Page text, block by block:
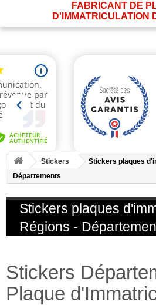
FABRICANT DE
D'IMMATRICULATION
Stickers
Stickers plaques
Départements
Stickers plaques
Régions -
Stickers
Plaque